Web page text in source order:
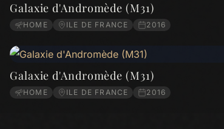
Galaxie d'Andromède (M31)
HOME ILE DE FRANCE 2016
Galaxie d'Andromède (M31)
HOME ILE DE FRANCE 2016